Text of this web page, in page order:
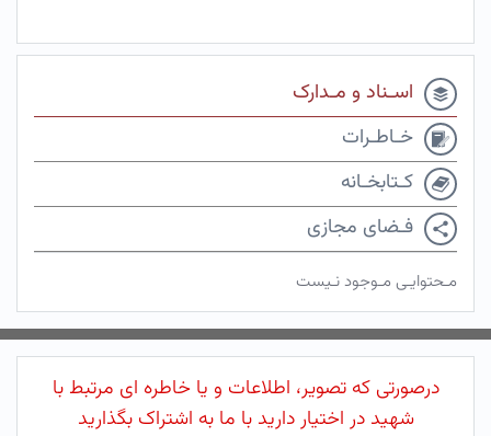
اسـناد و مـدارک
خـاطـرات
کـتابخـانه
فـضای مجازی
مـحتوایـی مـوجود نـیست
درصورتی که تصویر، اطلاعات و یا خاطره ای مرتبط با
شهید در اختیار دارید با ما به اشتراک بگذارید